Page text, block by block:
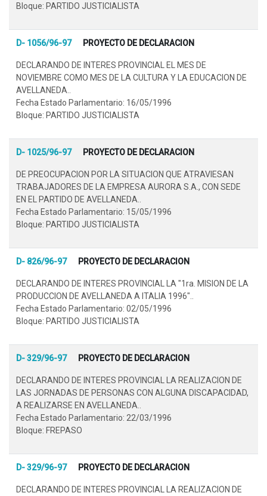
Bloque: PARTIDO JUSTICIALISTA
D- 1056/96-97 PROYECTO DE DECLARACION
DECLARANDO DE INTERES PROVINCIAL EL MES DE
NOVIEMBRE COMO MES DE LA CULTURA Y LA EDUCACION DE
AVELLANEDA..
Fecha Estado Parlamentario: 16/05/1996
Bloque: PARTIDO JUSTICIALISTA
D- 1025/96-97 PROYECTO DE DECLARACION
DE PREOCUPACION POR LA SITUACION QUE ATRAVIESAN
TRABAJADORES DE LA EMPRESA AURORA S.A., CON SEDE
EN EL PARTIDO DE AVELLANEDA..
Fecha Estado Parlamentario: 15/05/1996
Bloque: PARTIDO JUSTICIALISTA
D- 826/96-97 PROYECTO DE DECLARACION
DECLARANDO DE INTERES PROVINCIAL LA "1ra. MISION DE LA
PRODUCCION DE AVELLANEDA A ITALIA 1996"..
Fecha Estado Parlamentario: 02/05/1996
Bloque: PARTIDO JUSTICIALISTA
D- 329/96-97 PROYECTO DE DECLARACION
DECLARANDO DE INTERES PROVINCIAL LA REALIZACION DE
LAS JORNADAS DE PERSONAS CON ALGUNA DISCAPACIDAD,
A REALIZARSE EN AVELLANEDA..
Fecha Estado Parlamentario: 22/03/1996
Bloque: FREPASO
D- 329/96-97 PROYECTO DE DECLARACION
DECLARANDO DE INTERES PROVINCIAL LA REALIZACION DE